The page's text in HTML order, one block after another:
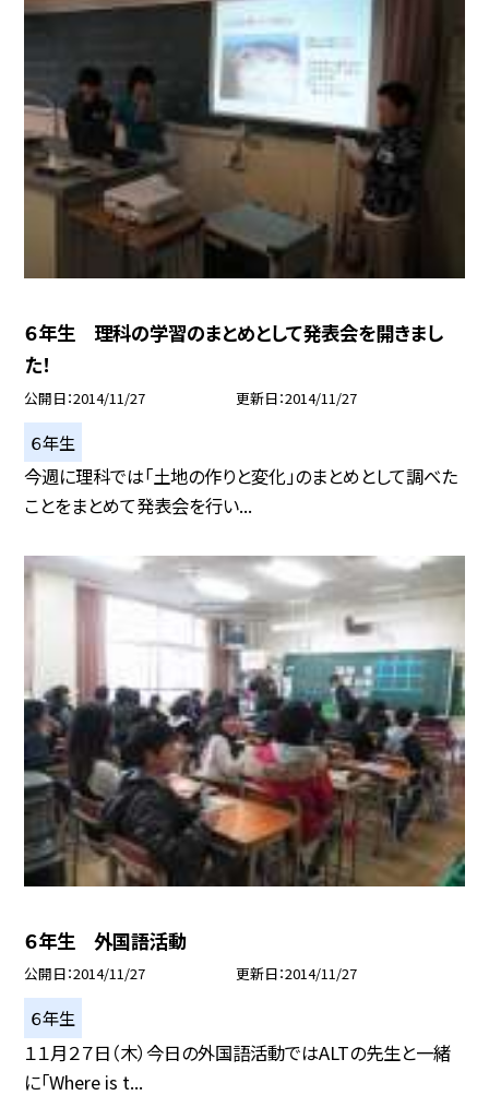
６年生 理科の学習のまとめとして発表会を開きまし
た！
公開日 2014/11/27 更新日 2014/11/27
６年生
今週に理科では「土地の作りと変化」のまとめとして調べた
ことをまとめて発表会を行い...
６年生 外国語活動
公開日 2014/11/27 更新日 2014/11/27
６年生
１１月２７日（木）今日の外国語活動ではALTの先生と一緒
に「Where is t...